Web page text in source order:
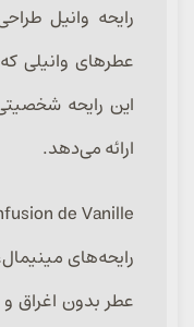
رایحه وانیل
عطرهای وانیلی
این رایحه
ارائه می‌دهد.
رایحه‌های
عطر بدون اغراق